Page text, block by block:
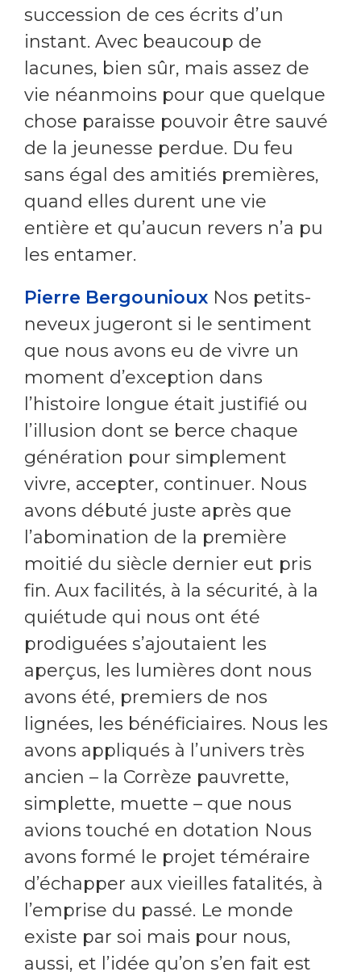
succession de ces écrits d’un
instant. Avec beaucoup de
lacunes, bien sûr, mais assez de
vie néanmoins pour que quelque
chose paraisse pouvoir être sauvé
de la jeunesse perdue. Du feu
sans égal des amitiés premières,
quand elles durent une vie
entière et qu’aucun revers n’a pu
les entamer.
Pierre Bergounioux Nos petits-
neveux jugeront si le sentiment
que nous avons eu de vivre un
moment d’exception dans
l’histoire longue était justifié ou
l’illusion dont se berce chaque
génération pour simplement
vivre, accepter, continuer. Nous
avons débuté juste après que
l’abomination de la première
moitié du siècle dernier eut pris
fin. Aux facilités, à la sécurité, à la
quiétude qui nous ont été
prodiguées s’ajoutaient les
aperçus, les lumières dont nous
avons été, premiers de nos
lignées, les bénéficiaires. Nous les
avons appliqués à l’univers très
ancien – la Corrèze pauvrette,
simplette, muette – que nous
avions touché en dotation Nous
avons formé le projet téméraire
d’échapper aux vieilles fatalités, à
l’emprise du passé. Le monde
existe par soi mais pour nous,
aussi, et l’idée qu’on s’en fait est